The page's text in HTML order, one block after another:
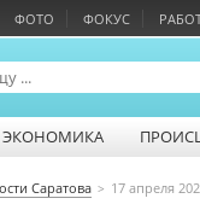
ФОТО ФОКУС
ЭКОНОМИКА
Саратова 17 апреля